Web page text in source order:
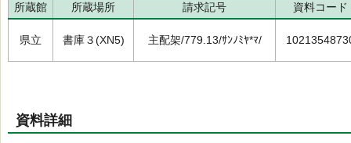
所蔵館 所蔵場所 請求記号 資料コード
県立 書庫３(XN5) 主配架/779.13/ｻﾝﾉﾐﾔ*ﾏ/
資料詳細